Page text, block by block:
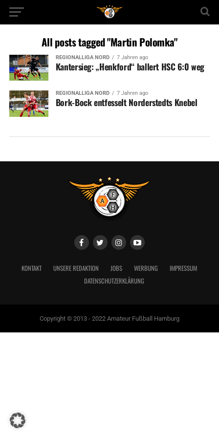
All posts tagged "Martin Polomka"
REGIONALLIGA NORD 7 Jahren ago
Kantersieg: „Henkford“ ballert HSC 6:0 weg
REGIONALLIGA NORD 7 Jahren ago
Bork-Bock entfesselt Norderstedts Knebel
KONTAKT UNSERE REDAKTION JOBS WERBUNG
IMPRESSUM
DATENSCHUTZERKLÄRUNG
Copyright © 2013 - 2022 Amateur Fußball Hamburg